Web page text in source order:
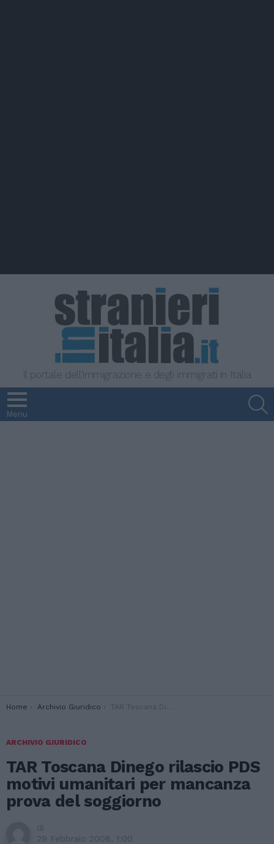
Il portale dell'immigrazione e degli immigrati in Italia
Menu
You are here:
Home Archivio Giuridico TAR Toscana Dinego rilascio PDS motivi umanitari per mancanza prova del soggiorno
ARCHIVIO GIURIDICO
TAR Toscana Dinego rilascio PDS
motivi umanitari per mancanza
prova del soggiorno
di
29 Febbraio 2008, 1:00